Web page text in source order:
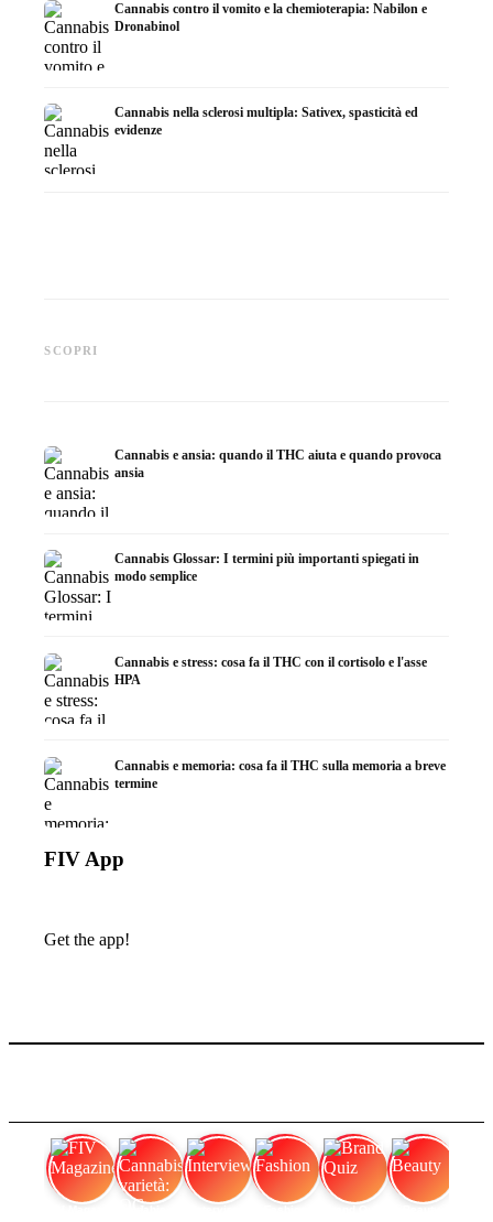
Cannabis contro il vomito e la chemioterapia: Nabilon e
Dronabinol
Cannabis nella sclerosi multipla: Sativex, spasticità ed
evidenze
SCOPRI
ricerca
Cannabis e ansia: quando il THC aiuta e quando provoca
ansia
Cannabis Glossar: I termini più importanti spiegati in
modo semplice
Cannabis e stress: cosa fa il THC con il cortisolo e l'asse
HPA
Cannabis e memoria: cosa fa il THC sulla memoria a breve
termine
FIV App
Get the app!